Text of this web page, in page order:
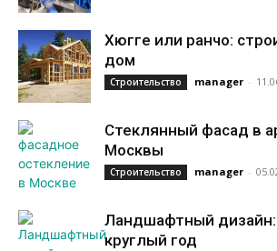
Хюгге или ранчо:
дом
Строительство manager -
Стеклянный фасад в
Москвы
Строительство manager -
Ландшафтный дизайн:
круглый год